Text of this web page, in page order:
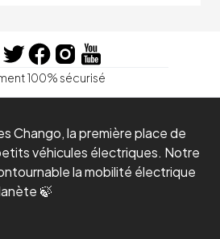
100% sécurisé
Chango, la première place de
véhicules électriques. Notre
la mobilité électrique
🍃